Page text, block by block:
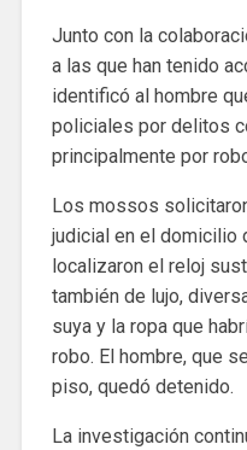
Junto con la
a las que han tenido
identificó al hombre
policiales por delitos
principalmente por
Los mossos
judicial en el domicilio
localizaron el reloj
también de lujo,
suya y la ropa que
robo. El hombre, que
piso, quedó detenido.
La investigación